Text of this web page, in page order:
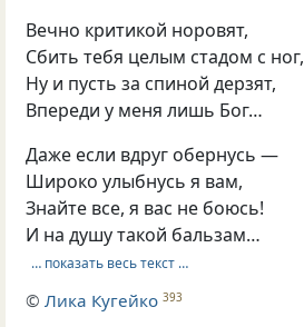
Вечно критикой норовят,
Сбить тебя целым стадом с ног,
Ну и пусть за спиной дерзят,
Впереди у меня лишь Бог…
Даже если вдруг обернусь —
Широко улыбнусь я вам,
Знайте все, я вас не боюсь!
И на душу такой бальзам…
… показать весь текст …
©Лика Кугейко 393